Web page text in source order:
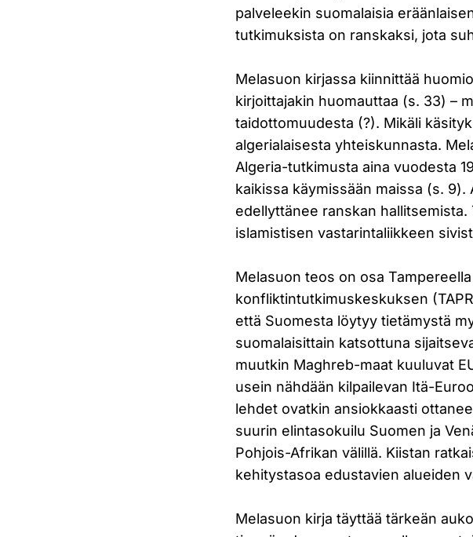
palveleekin suomalaisia
tutkimuksista on ranskaksi, jota
Melasuon kirjassa kiinnittää
kirjoittajakin huomauttaa (s. 33) –
taidottomuudesta (?). Mikäli
algerialaisesta yhteiskunnasta.
Algeria-tutkimusta aina vuodesta
kaikissa käymissään maissa (s.
edellyttänee ranskan
islamistisen vastarintaliikkeen
Melasuon teos on osa
konfliktintutkimuskeskuksen
että Suomesta löytyy tietämystä
suomalaisittain katsottuna
muutkin Maghreb-maat kuuluvat
usein nähdään kilpailevan Itä-
lehdet ovatkin ansiokkaasti
suurin elintasokuilu Suomen ja
Pohjois-Afrikan välillä. Kiistan
kehitystasoa edustavien alueiden
Melasuon kirja täyttää tärkeän